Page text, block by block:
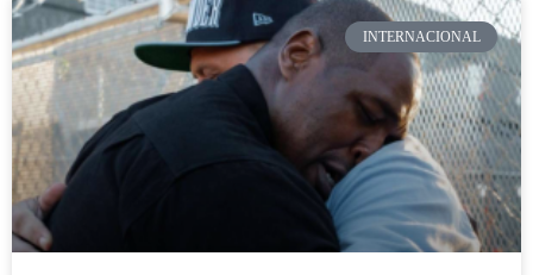
INTERNACIONAL